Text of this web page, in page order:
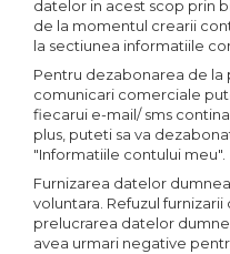
datelor in acest scop prin
de la momentul crearii
la sectiunea informatiile
Pentru dezabonarea de la
comunicari comerciale
fiecarui e-mail/ sms
plus, puteti sa va
"Informatiile contului meu".
Furnizarea datelor
voluntara. Refuzul
prelucrarea datelor
avea urmari negative